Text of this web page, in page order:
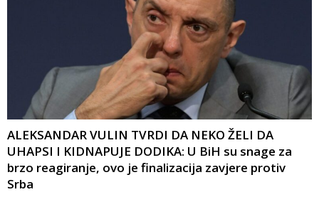
ALEKSANDAR VULIN TVRDI DA NEKO ŽELI DA
UHAPSI I KIDNAPUJE DODIKA: U BiH su snage za
brzo reagiranje, ovo je finalizacija zavjere protiv
Srba